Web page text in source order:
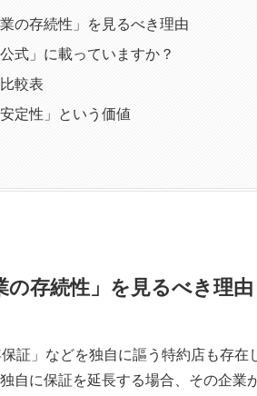
の存続性」を見るべき理由
式」に載っていますか？
較表
定性」という価値
の存続性」を見るべき理由
証」などを独自に謳う特約店も存在
自に保証を延長する場合、その企業